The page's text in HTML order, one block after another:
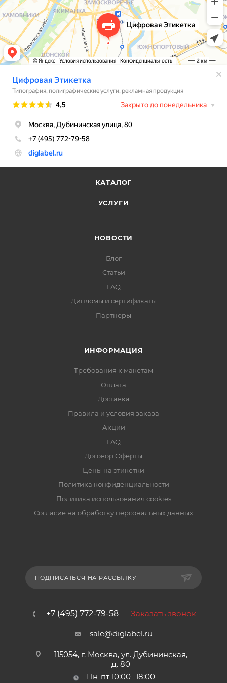
наши клиенты уже делают комплименты. Спасибо
за работу!
КАТАЛОГ
УСЛУГИ
НОВОСТИ
Блог
Статьи
FAQ
Дипломы и сертификаты
Партнеры
ИНФОРМАЦИЯ
Требования к макетам
Оплата
Доставка
Правила и условия заказа
Акции
FAQ
Договор Оферты
Цены на этикетки
Политика конфиденциальности
Политика использования cookies
Согласие на обработку персональных данных
ПОДПИСАТЬСЯ НА РАССЫЛКУ
+7 (495) 772-79-58 Заказать звонок
sale@diglabel.ru
115054, г. Москва, ул. Дубининская,
д. 80
Пн-пт 10:00 -18:00